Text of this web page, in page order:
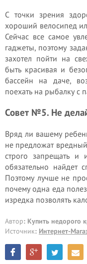
С точки зрения
хороший велосипед
Сейчас все самое
гаджеты, поэтому
захотел пойти на
быть красивая и
бассейн на даче,
поехать на рыбалку с
Совет №5. Не
Вряд ли вашему
не предложат
строго запрещать и
обязательно найдет
Поэтому лучше не
почему одна еда
изредка позволять
Автор: Купить недорого
Источник: Интернет-